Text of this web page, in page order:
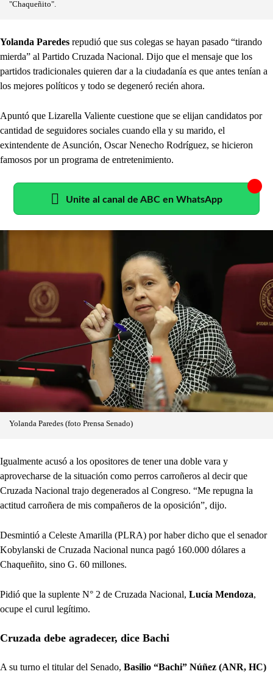
"Chaqueñito".
Yolanda Paredes repudió que sus colegas se hayan pasado “tirando
mierda” al Partido Cruzada Nacional. Dijo que el mensaje que los
partidos tradicionales quieren dar a la ciudadanía es que antes tenían a
los mejores políticos y todo se degeneró recién ahora.
Apuntó que Lizarella Valiente cuestione que se elijan candidatos por
cantidad de seguidores sociales cuando ella y su marido, el
exintendente de Asunción, Oscar Nenecho Rodríguez, se hicieron
famosos por un programa de entretenimiento.
Unite al canal de ABC en WhatsApp
Yolanda Paredes (foto Prensa Senado)
Igualmente acusó a los opositores de tener una doble vara y
aprovecharse de la situación como perros carroñeros al decir que
Cruzada Nacional trajo degenerados al Congreso. “Me repugna la
actitud carroñera de mis compañeros de la oposición”, dijo.
Desmintió a Celeste Amarilla (PLRA) por haber dicho que el senador
Kobylanski de Cruzada Nacional nunca pagó 160.000 dólares a
Chaqueñito, sino G. 60 millones.
Pidió que la suplente N° 2 de Cruzada Nacional, Lucía Mendoza,
ocupe el curul legítimo.
Cruzada debe agradecer, dice Bachi
A su turno el titular del Senado, Basilio “Bachi” Núñez (ANR, HC)